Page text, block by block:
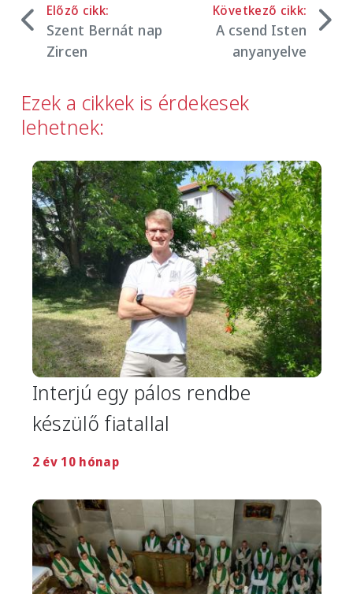
Előző cikk:
Szent Bernát nap
Zircen
Következő cikk:
A csend Isten
anyanyelve
Ezek a cikkek is érdekesek
lehetnek:
Image
Interjú egy pálos rendbe
készülő fiatallal
2 év 10 hónap
Image